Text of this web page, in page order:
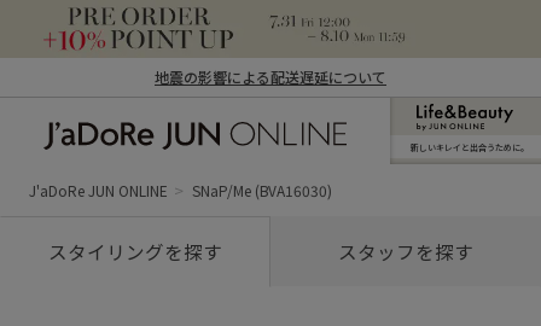
地震の影響による配送遅延について
ン オンライン）
新しいキレイと出合うために。
J'aDoRe JUN ONLINE SNaP/Me (BVA16030)
スタイリングを探す スタッフを探す